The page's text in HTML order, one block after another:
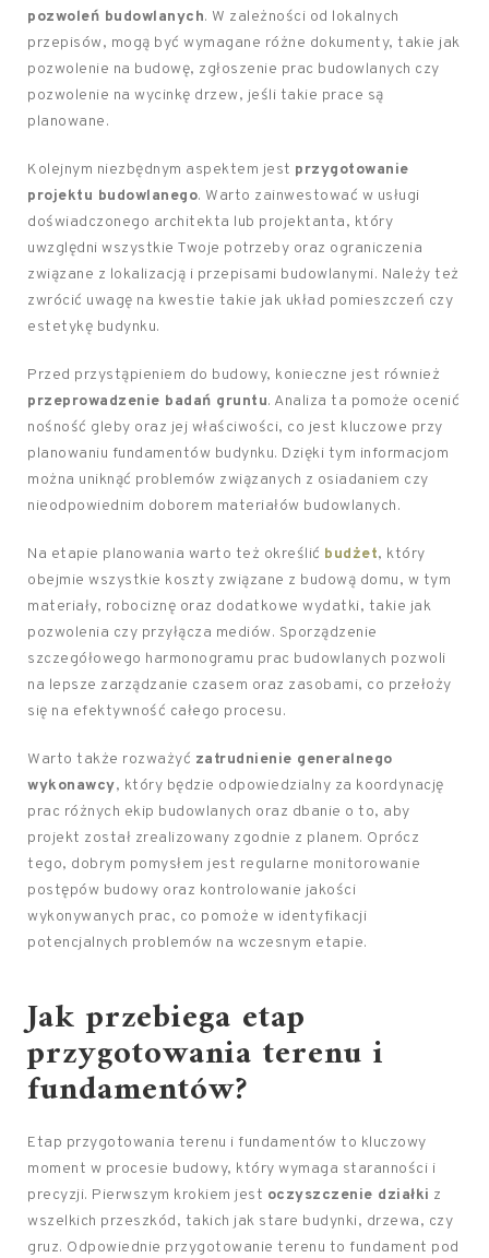
pozwoleń budowlanych. W zależności od lokalnych
przepisów, mogą być wymagane różne dokumenty, takie jak
pozwolenie na budowę, zgłoszenie prac budowlanych czy
pozwolenie na wycinkę drzew, jeśli takie prace są
planowane.
Kolejnym niezbędnym aspektem jest przygotowanie
projektu budowlanego. Warto zainwestować w usługi
doświadczonego architekta lub projektanta, który
uwzględni wszystkie Twoje potrzeby oraz ograniczenia
związane z lokalizacją i przepisami budowlanymi. Należy też
zwrócić uwagę na kwestie takie jak układ pomieszczeń czy
estetykę budynku.
Przed przystąpieniem do budowy, konieczne jest również
przeprowadzenie badań gruntu. Analiza ta pomoże ocenić
nośność gleby oraz jej właściwości, co jest kluczowe przy
planowaniu fundamentów budynku. Dzięki tym informacjom
można uniknąć problemów związanych z osiadaniem czy
nieodpowiednim doborem materiałów budowlanych.
Na etapie planowania warto też określić budżet, który
obejmie wszystkie koszty związane z budową domu, w tym
materiały, robociznę oraz dodatkowe wydatki, takie jak
pozwolenia czy przyłącza mediów. Sporządzenie
szczegółowego harmonogramu prac budowlanych pozwoli
na lepsze zarządzanie czasem oraz zasobami, co przełoży
się na efektywność całego procesu.
Warto także rozważyć zatrudnienie generalnego
wykonawcy, który będzie odpowiedzialny za koordynację
prac różnych ekip budowlanych oraz dbanie o to, aby
projekt został zrealizowany zgodnie z planem. Oprócz
tego, dobrym pomysłem jest regularne monitorowanie
postępów budowy oraz kontrolowanie jakości
wykonywanych prac, co pomoże w identyfikacji
potencjalnych problemów na wczesnym etapie.
Jak przebiega etap
przygotowania terenu i
fundamentów?
Etap przygotowania terenu i fundamentów to kluczowy
moment w procesie budowy, który wymaga staranności i
precyzji. Pierwszym krokiem jest oczyszczenie działki z
wszelkich przeszkód, takich jak stare budynki, drzewa, czy
gruz. Odpowiednie przygotowanie terenu to fundament pod